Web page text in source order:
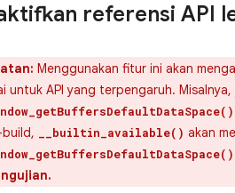
referensi API
Menggunakan fitur ini akan
untuk API yang terpengaruh. Misalnya,
__builtin_available() akan